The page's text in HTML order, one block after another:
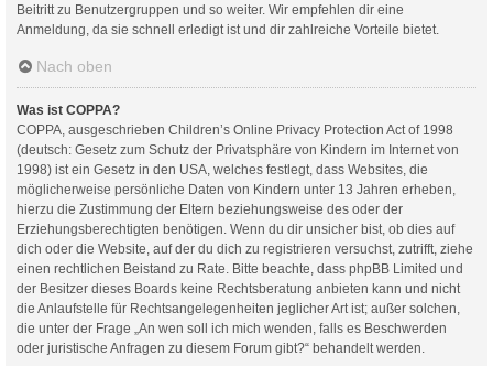
Beitritt zu Benutzergruppen und so weiter. Wir empfehlen dir eine
Anmeldung, da sie schnell erledigt ist und dir zahlreiche Vorteile bietet.
Nach oben
Was ist COPPA?
COPPA, ausgeschrieben Children’s Online Privacy Protection Act of 1998
(deutsch: Gesetz zum Schutz der Privatsphäre von Kindern im Internet von
1998) ist ein Gesetz in den USA, welches festlegt, dass Websites, die
möglicherweise persönliche Daten von Kindern unter 13 Jahren erheben,
hierzu die Zustimmung der Eltern beziehungsweise des oder der
Erziehungsberechtigten benötigen. Wenn du dir unsicher bist, ob dies auf
dich oder die Website, auf der du dich zu registrieren versuchst, zutrifft, ziehe
einen rechtlichen Beistand zu Rate. Bitte beachte, dass phpBB Limited und
der Besitzer dieses Boards keine Rechtsberatung anbieten kann und nicht
die Anlaufstelle für Rechtsangelegenheiten jeglicher Art ist; außer solchen,
die unter der Frage „An wen soll ich mich wenden, falls es Beschwerden
oder juristische Anfragen zu diesem Forum gibt?“ behandelt werden.